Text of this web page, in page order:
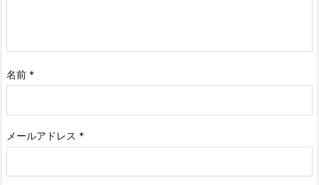
名前 *
メールアドレス *